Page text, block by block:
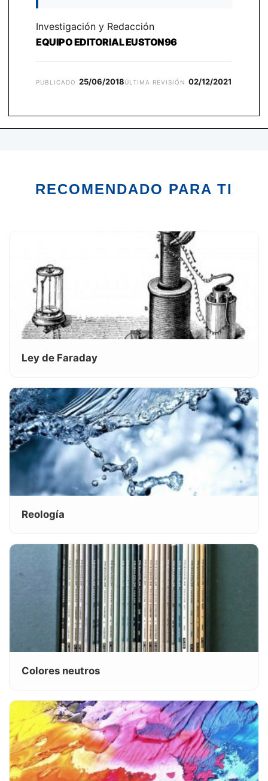
Investigación y Redacción
EQUIPO EDITORIAL EUSTON96
PUBLICADO 25/06/2018ÚLTIMA REVISIÓN 02/12/2021
RECOMENDADO PARA TI
Ley de Faraday
Reología
Colores neutros